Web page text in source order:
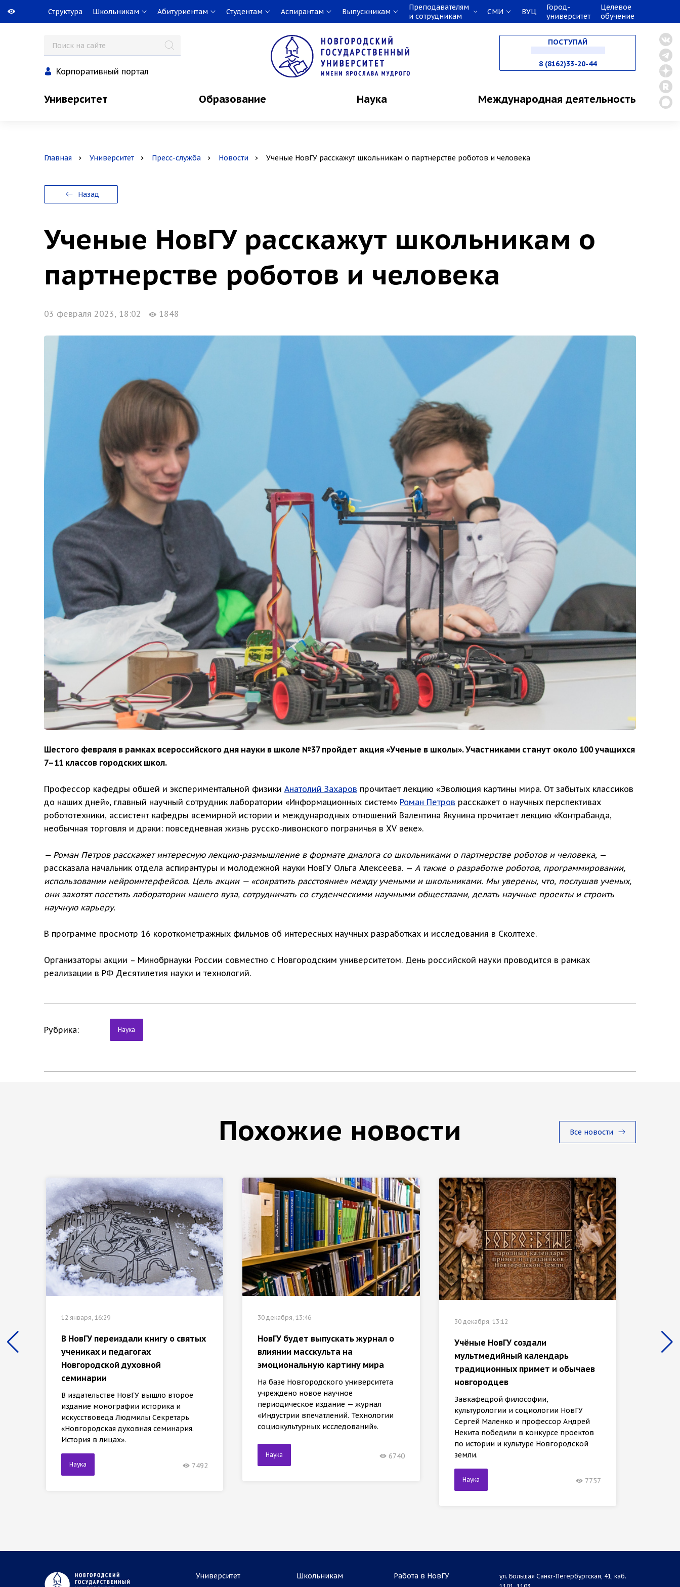
Структура Школьникам Абитуриентам Студентам Аспирантам Выпускникам
Преподавателям
и сотрудникам
СМИ ВУЦ
Город-
университет
Целевое
обучение
Корпоративный портал
ПОСТУПАЙ
НА СПЕЦИАЛИТЕТ
В МАГИСТРАТУРУ
8 (8162)33-20-44
Университет Образование Наука Международная деятельность
Главная Университет Пресс-служба Новости Ученые НовГУ расскажут школьникам о партнерстве роботов и человека
Назад
Ученые НовГУ расскажут школьникам о
партнерстве роботов и человека
03 февраля 2023, 18:02 1848
Шестого февраля в рамках всероссийского дня науки в школе №37 пройдет акция «Ученые в школы». Участниками станут около 100 учащихся
7–11 классов городских школ.
Профессор кафедры общей и экспериментальной физики Анатолий Захаров прочитает лекцию «Эволюция картины мира. От забытых классиков
до наших дней», главный научный сотрудник лаборатории «Информационных систем» Роман Петров расскажет о научных перспективах
робототехники, ассистент кафедры всемирной истории и международных отношений Валентина Якунина прочитает лекцию «Контрабанда,
необычная торговля и драки: повседневная жизнь русско-ливонского пограничья в XV веке».
— Роман Петров расскажет интересную лекцию-размышление в формате диалога со школьниками о партнерстве роботов и человека, —
рассказала начальник отдела аспирантуры и молодежной науки НовГУ Ольга Алексеева. — А также о разработке роботов, программировании,
использовании нейроинтерфейсов. Цель акции — «сократить расстояние» между учеными и школьниками. Мы уверены, что, послушав ученых,
они захотят посетить лаборатории нашего вуза, сотрудничать со студенческими научными обществами, делать научные проекты и строить
научную карьеру.
В программе просмотр 16 короткометражных фильмов об интересных научных разработках и исследования в Сколтехе.
Организаторы акции – Минобрнауки России совместно с Новгородским университетом. День российской науки проводится в рамках
реализации в РФ Десятилетия науки и технологий.
Рубрика: Наука
Похожие новости Все новости
12 января, 16:29
В НовГУ переиздали книгу о святых
учениках и педагогах
Новгородской духовной
семинарии
В издательстве НовГУ вышло второе
издание монографии историка и
искусствоведа Людмилы Секретарь
«Новгородская духовная семинария.
История в лицах».
Наука 7492
30 декабря, 13:46
НовГУ будет выпускать журнал о
влиянии масскульта на
эмоциональную картину мира
На базе Новгородского университета
учреждено новое научное
периодическое издание — журнал
«Индустрии впечатлений. Технологии
социокультурных исследований».
Наука 6740
30 декабря, 13:12
Учёные НовГУ создали
мультмедийный календарь
традиционных примет и обычаев
новгородцев
Завкафедрой философии,
культурологии и социологии НовГУ
Сергей Маленко и профессор Андрей
Некита победили в конкурсе проектов
по истории и культуре Новгородской
земли.
Наука 7757
Университет Школьникам Работа в НовГУ
ул. Большая Санкт-Петербургская, 41, каб.